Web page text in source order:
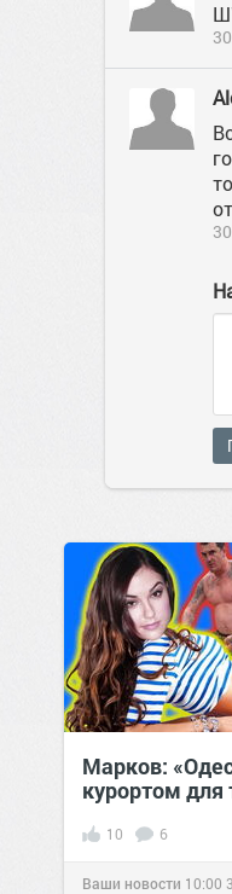
Марков:
курортом для
10 6
Ваши новости 10:00